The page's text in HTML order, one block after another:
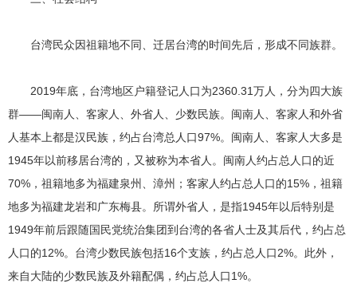
台湾民众因祖籍地不同、迁居台湾的时间先后，形成不同族群。
2019年底，台湾地区户籍登记人口为2360.31万人，分为四大族
群——闽南人、客家人、外省人、少数民族。闽南人、客家人和外省
人基本上都是汉民族，约占台湾总人口97%。闽南人、客家人大多是
1945年以前移居台湾的，又被称为本省人。闽南人约占总人口的近
70%，祖籍地多为福建泉州、漳州；客家人约占总人口的15%，祖籍
地多为福建龙岩和广东梅县。所谓外省人，是指1945年以后特别是
1949年前后跟随国民党统治集团到台湾的各省人士及其后代，约占总
人口的12%。台湾少数民族包括16个支族，约占总人口2%。此外，
来自大陆的少数民族及外籍配偶，约占总人口1%。